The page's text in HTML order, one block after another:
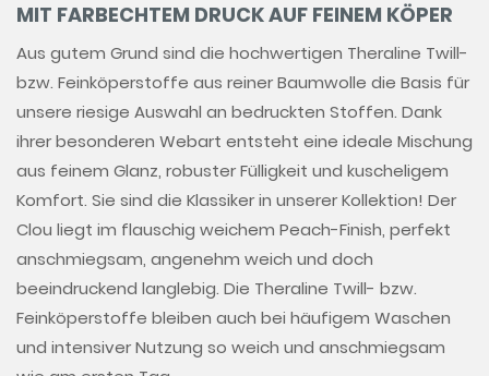
MIT FARBECHTEM DRUCK AUF FEINEM KÖPER
Aus gutem Grund sind die hochwertigen Theraline Twill-
bzw. Feinköperstoffe aus reiner Baumwolle die Basis für
unsere riesige Auswahl an bedruckten Stoffen. Dank
ihrer besonderen Webart entsteht eine ideale Mischung
aus feinem Glanz, robuster Fülligkeit und kuscheligem
Komfort. Sie sind die Klassiker in unserer Kollektion! Der
Clou liegt im flauschig weichem Peach-Finish, perfekt
anschmiegsam, angenehm weich und doch
beeindruckend langlebig. Die Theraline Twill- bzw.
Feinköperstoffe bleiben auch bei häufigem Waschen
und intensiver Nutzung so weich und anschmiegsam